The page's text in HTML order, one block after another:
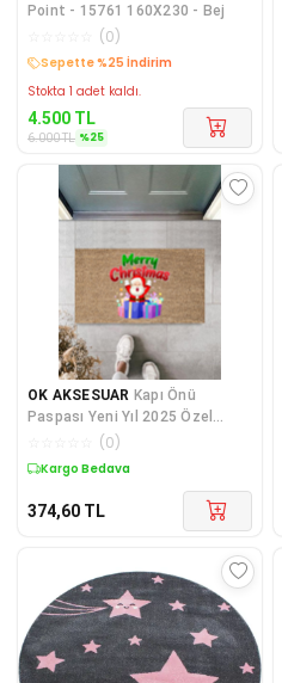
Point - 15761 160X230 - Bej
(0)
Sepette %25 İndirim
Stokta 1 adet kaldı.
4.500 TL
6.000TL %25
OK AKSESUAR Kapı Önü
Paspası Yeni Yıl 2025 Özel
Tasarım Model 55
(0)
Kargo Bedava
374,60 TL